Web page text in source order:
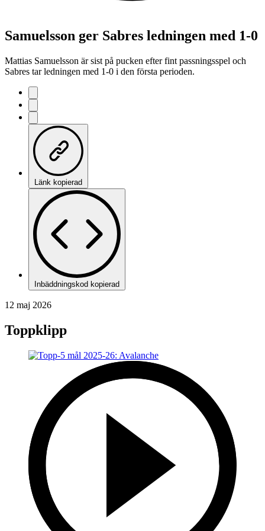
Samuelsson ger Sabres ledningen med 1-0
Mattias Samuelsson är sist på pucken efter fint passningsspel och
Sabres tar ledningen med 1-0 i den första perioden.
Länk kopierad
Inbäddningskod kopierad
12 maj 2026
Toppklipp